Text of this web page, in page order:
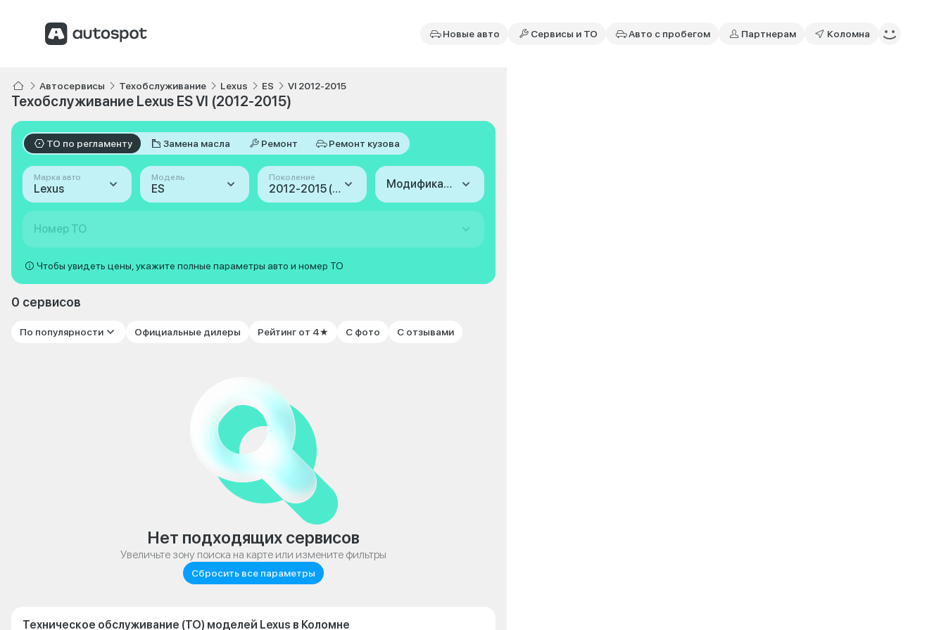
Новые авто Сервисы и ТО Авто с пробегом Партнерам Коломна
Автосервисы Техобслуживание Lexus ES VI 2012-2015
Техобслуживание Lexus ES VI (2012-2015)
ТО по регламенту Замена масла Ремонт Ремонт кузова
Марка авто
Lexus
Модель
ES
Поколение
2012-2015 (VI) Модификация
Номер ТО
Чтобы увидеть цены, укажите полные параметры авто и номер ТО
0 сервисов
По популярности Официальные дилеры Рейтинг от 4★ С фото С отзывами
Нет подходящих сервисов
Увеличьте зону поиска на карте или измените фильтры
Сбросить все параметры
Техническое обслуживание (ТО) моделей Lexus в Коломне